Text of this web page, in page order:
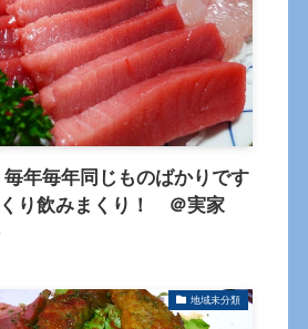
年毎年同じものばかりです
り飲みまくり！ ＠実家
地域未分類